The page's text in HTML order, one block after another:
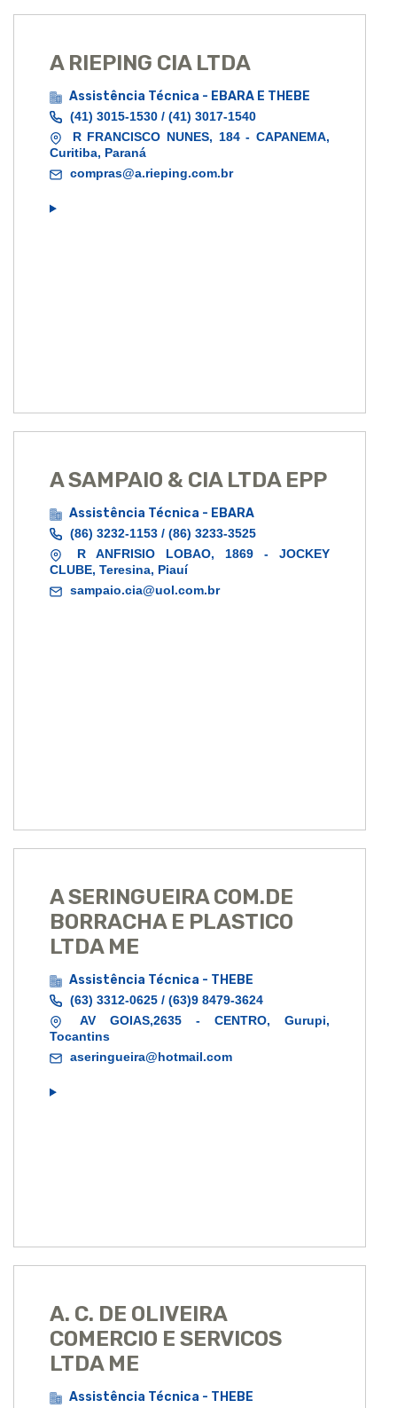
A RIEPING CIA LTDA
Assistência Técnica - EBARA E THEBE
(41) 3015-1530 / (41) 3017-1540
R FRANCISCO NUNES, 184 - CAPANEMA,
Curitiba, Paraná
compras@a.rieping.com.br
A SAMPAIO & CIA LTDA EPP
Assistência Técnica - EBARA
(86) 3232-1153 / (86) 3233-3525
R ANFRISIO LOBAO, 1869 - JOCKEY
CLUBE, Teresina, Piauí
sampaio.cia@uol.com.br
A SERINGUEIRA COM.DE
BORRACHA E PLASTICO
LTDA ME
Assistência Técnica - THEBE
(63) 3312-0625 / (63)9 8479-3624
AV GOIAS,2635 - CENTRO, Gurupi,
Tocantins
aseringueira@hotmail.com
A. C. DE OLIVEIRA
COMERCIO E SERVICOS
LTDA ME
Assistência Técnica - THEBE